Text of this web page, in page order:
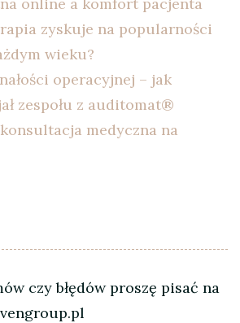
zyskuje na popularności
wieku?
operacyjnej – jak
zespołu z auditomat®
medyczna na
czy błędów proszę pisać na